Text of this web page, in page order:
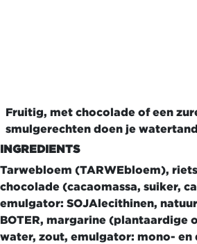
Fruitig, met chocolade of een
smulgerechten doen je
INGREDIENTS
Tarwebloem (TARWEbloem),
chocolade (cacaomassa, suiker,
emulgator: SOJAlecithinen,
BOTER, margarine (plantaardige
water, zout, emulgator: mono- en